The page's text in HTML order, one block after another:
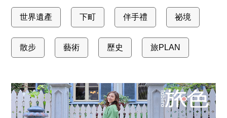
世界遺產 下町 伴手禮 祕境
散步 藝術 歷史 旅PLAN